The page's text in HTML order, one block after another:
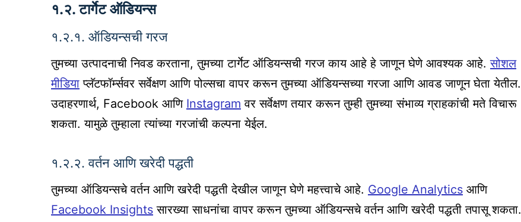
१.२. टार्गेट ऑडियन्स
१.२.१. ऑडियन्सची गरज
तुमच्या उत्पादनाची निवड करताना, तुमच्या टार्गेट ऑडियन्सची गरज काय आहे हे जाणून घेणे आवश्यक आहे.सोशल
मीडिया प्लॅटफॉर्म्सवर सर्वेक्षण आणि पोल्सचा वापर करून तुमच्या ऑडियन्सच्या गरजा आणि आवड जाणून घेता येतील.
उदाहरणार्थ, Facebook आणि Instagram वर सर्वेक्षण तयार करून तुम्ही तुमच्या संभाव्य ग्राहकांची मते विचारू
शकता. यामुळे तुम्हाला त्यांच्या गरजांची कल्पना येईल.
१.२.२. वर्तन आणि खरेदी पद्धती
तुमच्या ऑडियन्सचे वर्तन आणि खरेदी पद्धती देखील जाणून घेणे महत्त्वाचे आहे. Google Analytics आणि
Facebook Insights सारख्या साधनांचा वापर करून तुमच्या ऑडियन्सचे वर्तन आणि खरेदी पद्धती तपासू शकता.